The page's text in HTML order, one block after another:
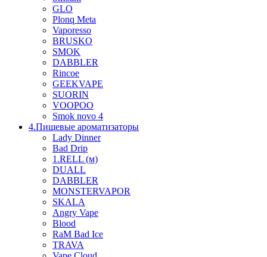
GLO
Plonq Meta
Vaporesso
BRUSKO
SMOK
DABBLER
Rincoe
GEEKVAPE
SUORIN
VOOPOO
Smok novo 4
4.Пищевые ароматизаторы
Lady Dinner
Bad Drip
1.RELL (м)
DUALL
DABBLER
MONSTERVAPOR
SKALA
Angry Vape
Blood
RaM Bad Ice
TRAVA